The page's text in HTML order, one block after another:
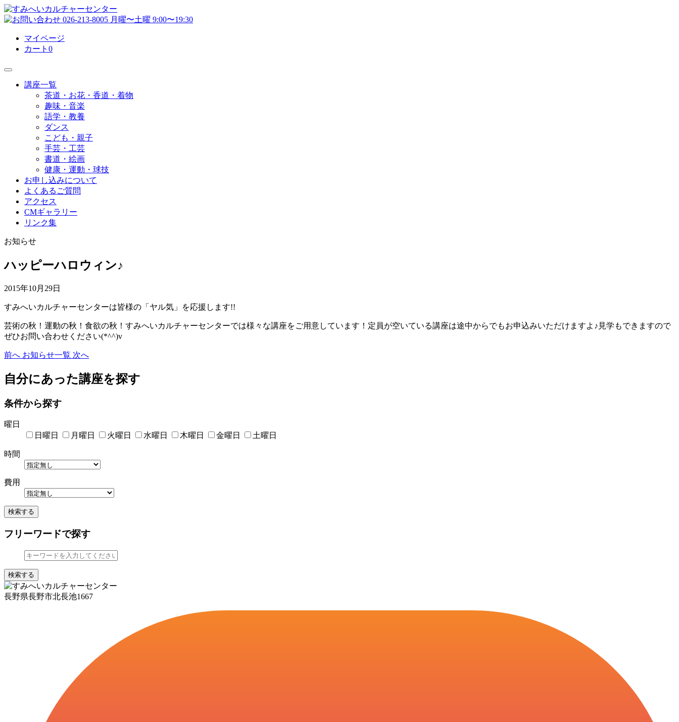
マイページ
カート 0
講座一覧
茶道・お花・香道・着物
趣味・音楽
語学・教養
ダンス
こども・親子
手芸・工芸
書道・絵画
健康・運動・球技
お申し込みについて
よくあるご質問
アクセス
CMギャラリー
リンク集
お知らせ
ハッピーハロウィン♪
2015年10月29日
すみへいカルチャーセンターは皆様の「ヤル気」を応援します!!
芸術の秋！運動の秋！食欲の秋！すみへいカルチャーセンターでは様々な講座をご用意しています！定員が空いている講座は途中からでもお申込みいただけますよ♪見学もできますので
ぜひお問い合わせください(*^^)v
前へ お知らせ一覧 次へ
自分にあった講座を探す
条件から探す
曜日
日曜日
月曜日 火曜日 水曜日 木曜日 金曜日 土曜日
時間
費用
検索する
フリーワードで探す
検索する
長野県長野市北長池1667